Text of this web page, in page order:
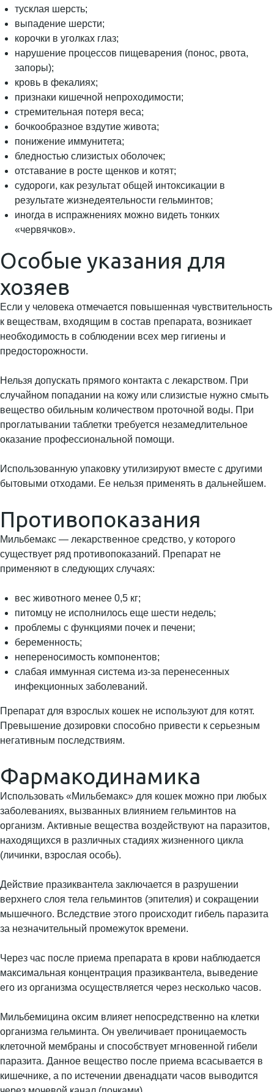
тусклая шерсть;
выпадение шерсти;
корочки в уголках глаз;
нарушение процессов пищеварения (понос, рвота,
запоры);
кровь в фекалиях;
признаки кишечной непроходимости;
стремительная потеря веса;
бочкообразное вздутие живота;
понижение иммунитета;
бледностью слизистых оболочек;
отставание в росте щенков и котят;
судороги, как результат общей интоксикации в
результате жизнедеятельности гельминтов;
иногда в испражнениях можно видеть тонких
«червячков».
Особые указания для
хозяев
Если у человека отмечается повышенная чувствительность
к веществам, входящим в состав препарата, возникает
необходимость в соблюдении всех мер гигиены и
предосторожности.
Нельзя допускать прямого контакта с лекарством. При
случайном попадании на кожу или слизистые нужно смыть
вещество обильным количеством проточной воды. При
проглатывании таблетки требуется незамедлительное
оказание профессиональной помощи.
Использованную упаковку утилизируют вместе с другими
бытовыми отходами. Ее нельзя применять в дальнейшем.
Противопоказания
Мильбемакс — лекарственное средство, у которого
существует ряд противопоказаний. Препарат не
применяют в следующих случаях:
вес животного менее 0,5 кг;
питомцу не исполнилось еще шести недель;
проблемы с функциями почек и печени;
беременность;
непереносимость компонентов;
слабая иммунная система из-за перенесенных
инфекционных заболеваний.
Препарат для взрослых кошек не используют для котят.
Превышение дозировки способно привести к серьезным
негативным последствиям.
Фармакодинамика
Использовать «Мильбемакс» для кошек можно при любых
заболеваниях, вызванных влиянием гельминтов на
организм. Активные вещества воздействуют на паразитов,
находящихся в различных стадиях жизненного цикла
(личинки, взрослая особь).
Действие празиквантела заключается в разрушении
верхнего слоя тела гельминтов (эпителия) и сокращении
мышечного. Вследствие этого происходит гибель паразита
за незначительный промежуток времени.
Через час после приема препарата в крови наблюдается
максимальная концентрация празиквантела, выведение
его из организма осуществляется через несколько часов.
Мильбемицина оксим влияет непосредственно на клетки
организма гельминта. Он увеличивает проницаемость
клеточной мембраны и способствует мгновенной гибели
паразита. Данное вещество после приема всасывается в
кишечнике, а по истечении двенадцати часов выводится